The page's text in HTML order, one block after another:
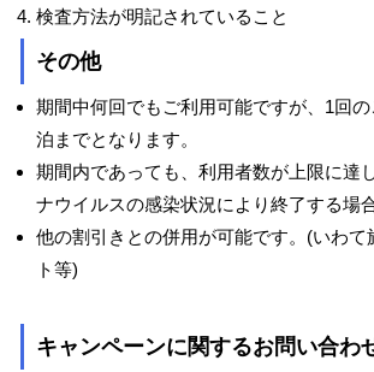
検査方法が明記されていること
その他
期間中何回でもご利用可能ですが、1回
泊までとなります。
期間内であっても、利用者数が上限に達
ナウイルスの感染状況により終了する場
他の割引きとの併用が可能です。(いわて
ト等)
キャンペーンに関するお問い合わ